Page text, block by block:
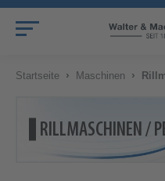
Startseite › Maschinen ›
RILLMASCHINEN /